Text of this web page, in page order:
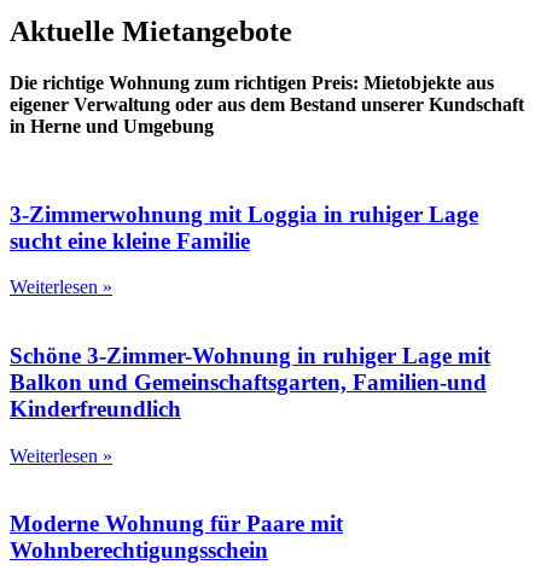
Aktuelle Mietangebote
Die richtige Wohnung zum richtigen Preis: Mietobjekte aus
eigener Verwaltung oder aus dem Bestand unserer Kundschaft
in Herne und Umgebung
3-Zimmerwohnung mit Loggia in ruhiger Lage
sucht eine kleine Familie
Weiterlesen »
Schöne 3-Zimmer-Wohnung in ruhiger Lage mit
Balkon und Gemeinschaftsgarten, Familien-und
Kinderfreundlich
Weiterlesen »
Moderne Wohnung für Paare mit
Wohnberechtigungsschein